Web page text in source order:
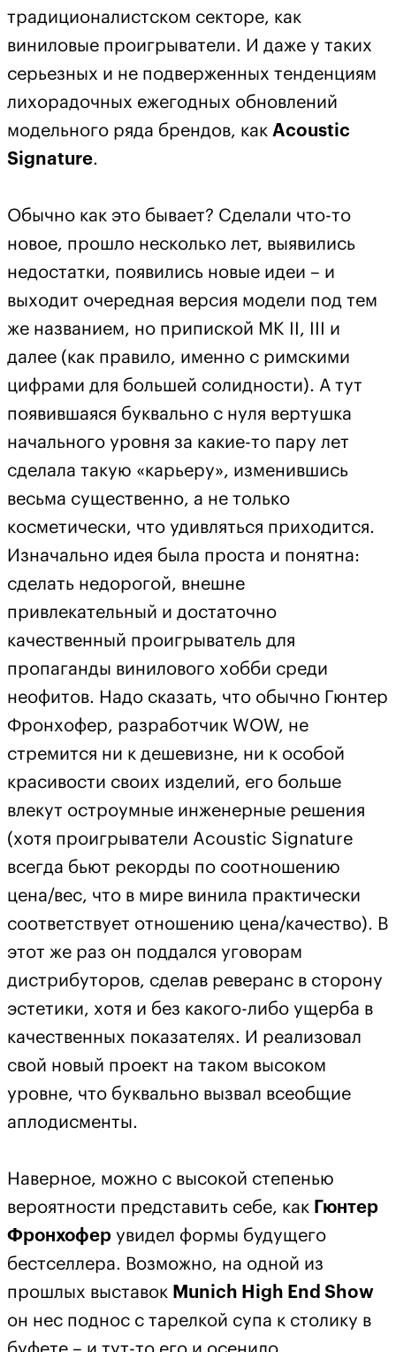
традиционалистском секторе, как
виниловые проигрыватели. И даже у таких
серьезных и не подверженных тенденциям
лихорадочных ежегодных обновлений
модельного ряда брендов, как Acoustic
Signature.
Обычно как это бывает? Сделали что-то
новое, прошло несколько лет, выявились
недостатки, появились новые идеи – и
выходит очередная версия модели под тем
же названием, но припиской MK II, III и
далее (как правило, именно с римскими
цифрами для большей солидности). А тут
появившаяся буквально с нуля вертушка
начального уровня за какие-то пару лет
сделала такую «карьеру», изменившись
весьма существенно, а не только
косметически, что удивляться приходится.
Изначально идея была проста и понятна:
сделать недорогой, внешне
привлекательный и достаточно
качественный проигрыватель для
пропаганды винилового хобби среди
неофитов. Надо сказать, что обычно Гюнтер
Фронхофер, разработчик WOW, не
стремится ни к дешевизне, ни к особой
красивости своих изделий, его больше
влекут остроумные инженерные решения
(хотя проигрыватели Acoustic Signature
всегда бьют рекорды по соотношению
цена/вес, что в мире винила практически
соответствует отношению цена/качество). В
этот же раз он поддался уговорам
дистрибуторов, сделав реверанс в сторону
эстетики, хотя и без какого-либо ущерба в
качественных показателях. И реализовал
свой новый проект на таком высоком
уровне, что буквально вызвал всеобщие
аплодисменты.
Наверное, можно с высокой степенью
вероятности представить себе, как Гюнтер
Фронхофер увидел формы будущего
бестселлера. Возможно, на одной из
прошлых выставок Munich High End Show
он нес поднос с тарелкой супа к столику в